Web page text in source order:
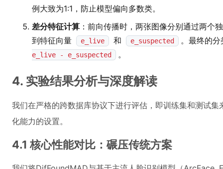
例大致为1:1，防止模型偏向多数类。
差分特征计算 ：前向传播时，两张图像分别通过两个
到特征向量
e_live 和 e_suspected 。最终的
e_live - e_suspected 。
4. 实验结果分析与深度解读
我们在严格的跨数据库协议下进行评估，即训练集和测试
化能力的设置。
4.1 核心性能对比：碾压传统方案